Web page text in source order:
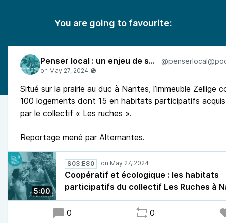
You are going to favourite:
Penser local : un enjeu de société
Situé sur la prairie au duc à Nantes, l’immeuble Zellige
100 logements dont 15 en habitats participatifs
par le collectif « Les ruches ».
Reportage mené par Alternantes.
5:00
S03:E80
Coopératif et écologique : les habitats
participatifs du collectif Les Ruches à
0 0